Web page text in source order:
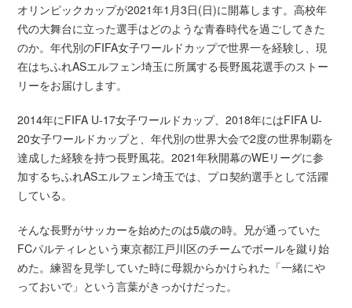
オリンピックカップが2021年1月3日(日)に開幕します。高校年
代の大舞台に立った選手はどのような青春時代を過ごしてきた
のか。年代別のFIFA女子ワールドカップで世界一を経験し、現
在はちふれASエルフェン埼玉に所属する長野風花選手のストー
リーをお届けします。
2014年にFIFA U-17女子ワールドカップ、2018年にはFIFA U-
20女子ワールドカップと、年代別の世界大会で2度の世界制覇を
達成した経験を持つ長野風花。2021年秋開幕のWEリーグに参
加するちふれASエルフェン埼玉では、プロ契約選手として活躍
している。
そんな長野がサッカーを始めたのは5歳の時。兄が通っていた
FCパルティレという東京都江戸川区のチームでボールを蹴り始
めた。練習を見学していた時に母親からかけられた「一緒にや
っておいで」という言葉がきっかけだった。